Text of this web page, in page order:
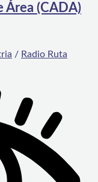
Área (CADA)
/ Radio Ruta